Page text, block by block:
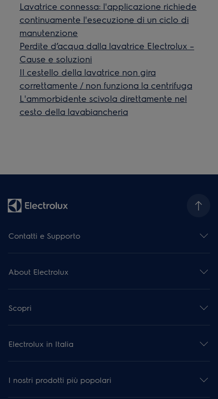
Lavatrice connessa: l'applicazione richiede
continuamente l'esecuzione di un ciclo di
manutenzione
Perdite d’acqua dalla lavatrice Electrolux –
Cause e soluzioni
Il cestello della lavatrice non gira
correttamente / non funziona la centrifuga
L'ammorbidente scivola direttamente nel
cesto della lavabiancheria
Contatti e Supporto
About Electrolux
Scopri
Electrolux in Italia
I nostri prodotti più popolari